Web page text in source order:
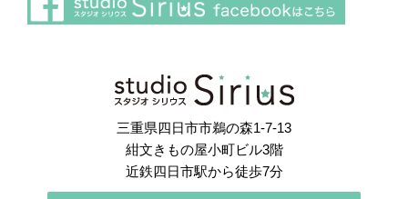
Instagram でフォロー
三重県四日市市鵜の森1-7-13
紺文きもの屋小町ビル3階
近鉄四日市駅から徒歩7分